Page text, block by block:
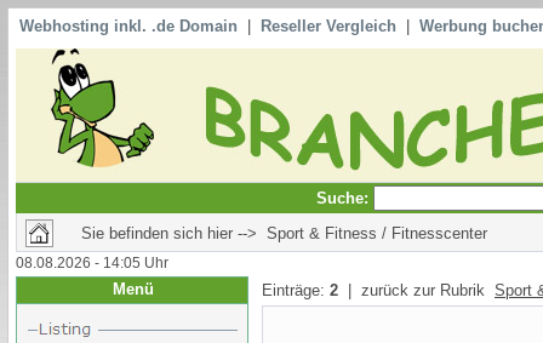
Webhosting inkl. .de Domain Reseller Vergleich Werbung
Suche:
Sie befinden sich hier --> Sport & Fitness / Fitnesscenter
08.08.2026 - 14:05 Uhr
Menü Einträge: 2 | zurück zur Rubrik Sport